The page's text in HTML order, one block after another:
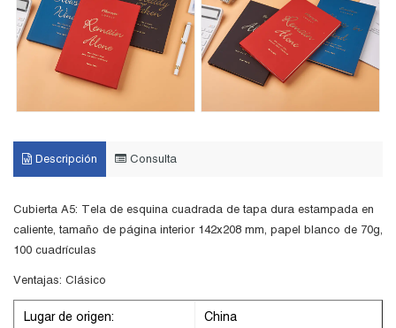
Descripción Consulta
Cubierta A5: Tela de esquina cuadrada de tapa dura estampada en
caliente, tamaño de página interior 142x208 mm, papel blanco de 70g,
100 cuadrículas
Ventajas: Clásico
Lugar de origen: China